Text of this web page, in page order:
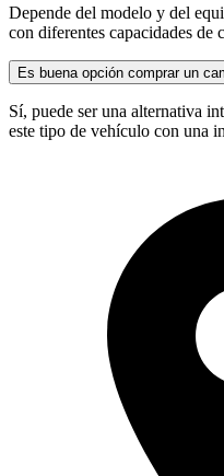
Depende del modelo y del
con diferentes capacidades de
Es buena opción comprar un
Sí, puede ser una alternativa
este tipo de vehículo con una